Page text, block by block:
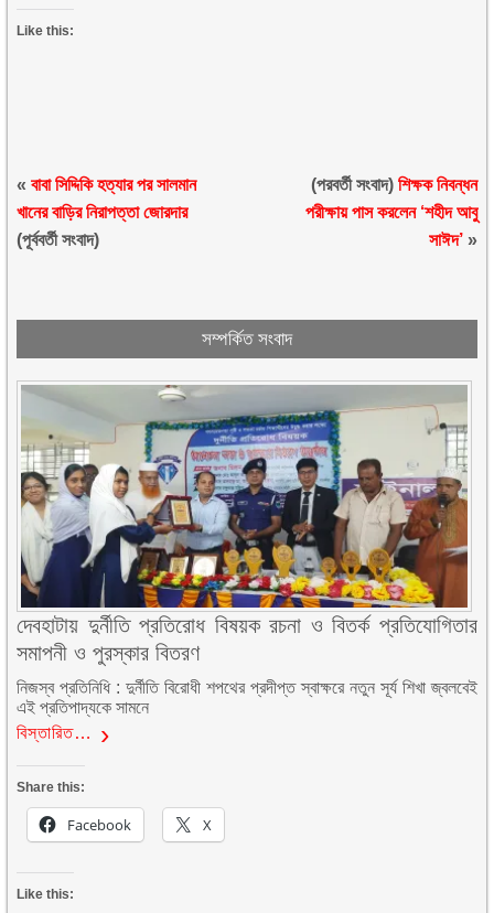
Like this:
«বাবা সিদ্দিকি হত্যার পর সালমান
খানের বাড়ির নিরাপত্তা জোরদার
(পূর্ববর্তী সংবাদ)
(পরবর্তী সংবাদ) শিক্ষক নিবন্ধন
পরীক্ষায় পাস করলেন ‘শহীদ আবু
সাঈদ’»
সম্পর্কিত সংবাদ
দেবহাটায় দুর্নীতি প্রতিরোধ বিষয়ক রচনা ও বিতর্ক প্রতিযোগিতার
সমাপনী ও পুরস্কার বিতরণ
নিজস্ব প্রতিনিধি : দুর্নীতি বিরোধী শপথের প্রদীপ্ত স্বাক্ষরে নতুন সূর্য শিখা জ্বলবেই
এই প্রতিপাদ্যকে সামনে
বিস্তারিত…
Share this:
Facebook X
Like this: